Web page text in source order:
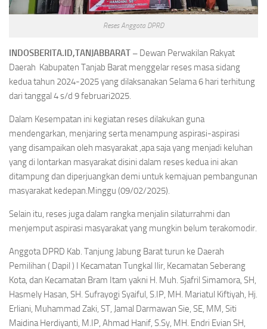
Reses Anggota DPRD
INDOSBERITA.ID,TANJABBARAT – Dewan Perwakilan Rakyat
Daerah Kabupaten Tanjab Barat menggelar reses masa sidang
kedua tahun 2024-2025 yang dilaksanakan Selama 6 hari terhitung
dari tanggal 4 s/d 9 februari2025.
Dalam Kesempatan ini kegiatan reses dilakukan guna
mendengarkan, menjaring serta menampung aspirasi-aspirasi
yang disampaikan oleh masyarakat ,apa saja yang menjadi keluhan
yang di lontarkan masyarakat disini dalam reses kedua ini akan
ditampung dan diperjuangkan demi untuk kemajuan pembangunan
masyarakat kedepan.Minggu (09/02/2025).
Selain itu, reses juga dalam rangka menjalin silaturrahmi dan
menjemput aspirasi masyarakat yang mungkin belum terakomodir.
Anggota DPRD Kab. Tanjung Jabung Barat turun ke Daerah
Pemilihan ( Dapil ) I Kecamatan Tungkal Ilir, Kecamatan Seberang
Kota, dan Kecamatan Bram Itam yakni H. Muh. Sjafril Simamora, SH,
Hasmely Hasan, SH. Sufrayogi Syaiful, S.IP, MH. Mariatul Kiftiyah, Hj.
Erliani, Muhammad Zaki, ST, Jamal Darmawan Sie, SE, MM, Siti
Maidina Herdiyanti, M.IP, Ahmad Hanif, S.Sy, MH. Endri Evian SH,